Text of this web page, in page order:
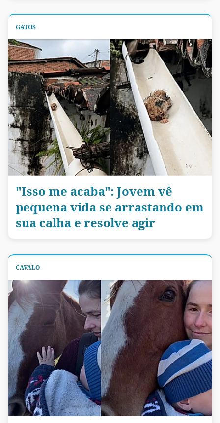
GATOS
"Isso me acaba": Jovem vê
pequena vida se arrastando em
sua calha e resolve agir
CAVALO